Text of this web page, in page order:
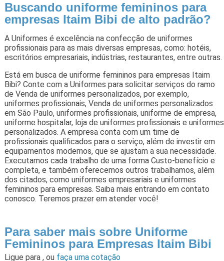
Buscando uniforme femininos para
empresas Itaim Bibi de alto padrão?
A Uniformes é excelência na confecção de uniformes
profissionais para as mais diversas empresas, como: hotéis,
escritórios empresariais, indústrias, restaurantes, entre outras.
Está em busca de uniforme femininos para empresas Itaim
Bibi? Conte com a Uniformes para solicitar serviços do ramo
de Venda de uniformes personalizados, por exemplo,
uniformes profissionais, Venda de uniformes personalizados
em São Paulo, uniformes profissionais, uniforme de empresa,
uniforme hospitalar, loja de uniformes profissionais e uniformes
personalizados. A empresa conta com um time de
profissionais qualificados para o serviço, além de investir em
equipamentos modernos, que se ajustam a sua necessidade.
Executamos cada trabalho de uma forma Custo-benefício e
completa, e também oferecemos outros trabalhamos, além
dos citados, como uniformes empresariais e uniformes
femininos para empresas. Saiba mais entrando em contato
conosco. Teremos prazer em atender você!
Para saber mais sobre Uniforme
Femininos para Empresas Itaim Bibi
Ligue para , ou faça uma cotação